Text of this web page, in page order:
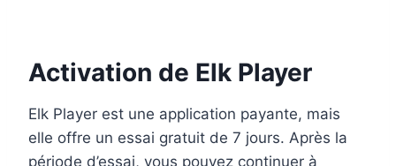
Activation de Elk Player
Elk Player est une application payante, mais
elle offre un essai gratuit de 7 jours. Après la
période d’essai, vous pouvez continuer à